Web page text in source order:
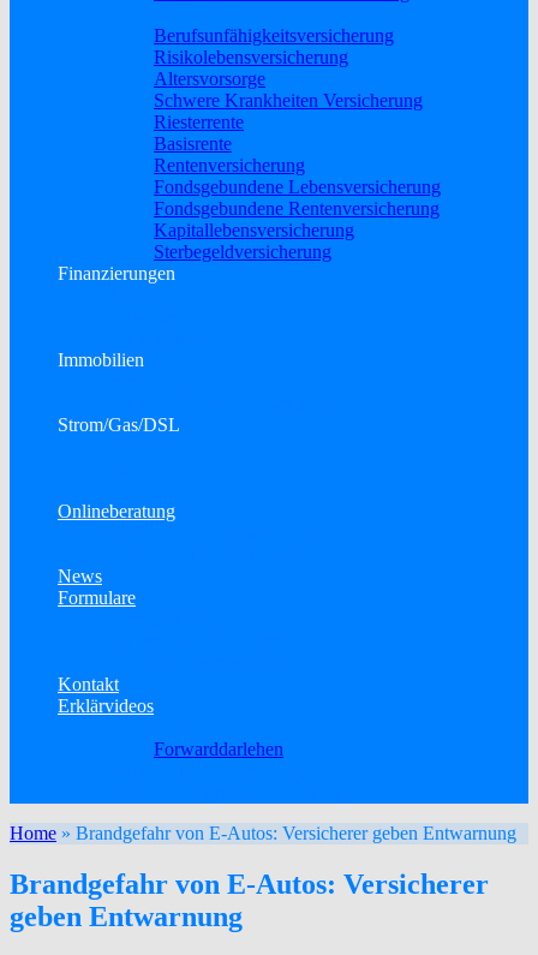
Berufs­unfähigkeitsversicherung
Risikolebensversicherung
Altersvorsorge
Schwere Krankheiten Versicherung
Riesterrente
Basisrente
Rentenversicherung
Fondsgebundene Lebensversicherung
Fondsgebundene Rentenversicherung
Kapitallebensversicherung
Sterbegeldversicherung
Finanzierungen
Immobilien
Strom/Gas/DSL
Onlineberatung
News
Formulare
Kontakt
Erklärvideos
Forwarddarlehen
Home » Brandgefahr von E-Autos: Versicherer geben Entwarnung
Brandgefahr von E-Autos: Versicherer
geben Entwarnung